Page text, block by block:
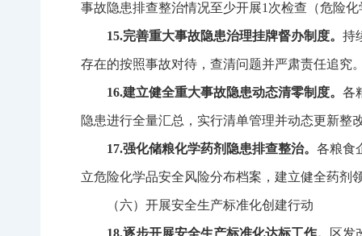
事故隐患排查整治情况至少开展1 次检查（危险
15.完善重大事故隐患治理挂牌督办制度。 持
存在的按照事故对待，查清问题并严肃责任追究
16.建立健全重大事故隐患动态清零制度。 各
隐患进行全量汇总，实行清单管理并动态更新整
17.强化储粮化学药剂隐患排查整治。 各粮食
立危险化学品安全风险分布档案，建立健全药剂
（六）开展安全生产标准化创建行动
18.逐步开展安全生产标准化达标工作。 区发